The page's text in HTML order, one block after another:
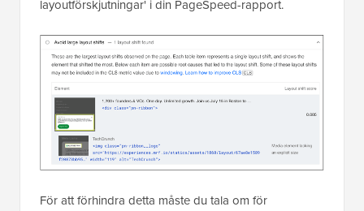
layoutförskjutningar' i din PageSpeed-rapport.
För att förhindra detta måste du tala om för